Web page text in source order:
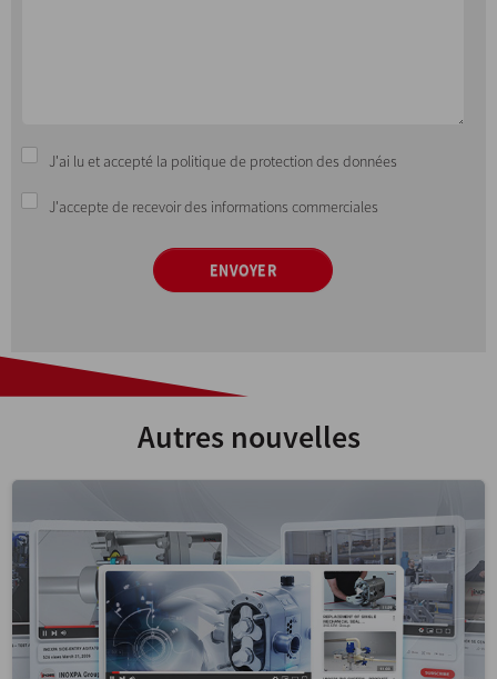
J'ai lu et accepté la politique de protection des données
J'accepte de recevoir des informations commerciales
ENVOYER
Autres nouvelles